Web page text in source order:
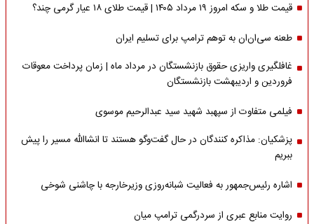
قیمت طلا و سکه امروز ۱۹ مرداد ۱۴۰۵ | قیمت طلای ۱۸ عیار گرمی چند؟
طعنه سی‌ان‌ان به توهم ترامپ برای تسلیم ایران
غافلگیری واریزی حقوق بازنشستگان در مرداد ماه | زمان پرداخت معوقات
فروردین و اردیبهشت بازنشستگان
فیلمی متفاوت از سپهبد شهید سید عبدالرحیم موسوی
پزشکیان: مذاکره کنندگان در حال گفت‌وگو هستند تا انشاالله مسیر را پیش
ببریم
اشاره‌ رئیس‌جمهور به فعالیت شبانه‌روزی وزیر‌خارجه با چاشنی شوخی
روایت منابع عبری از سردرگمی ترامپ میان